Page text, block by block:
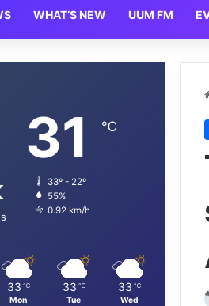
WHAT’S NEW UUM FM
31 ℃
33º - 22º
55%
0.92 km/h
33 ℃
Mon
33 ℃
Tue
33 ℃
Wed